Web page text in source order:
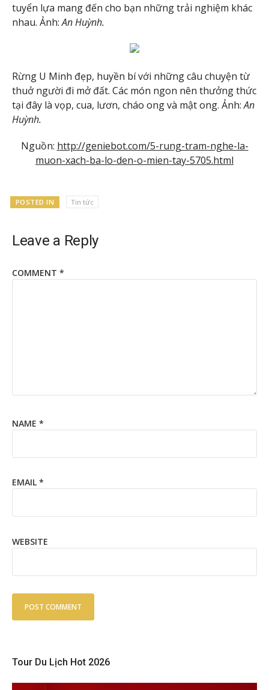
tuyển lựa mang đến cho bạn những trải nghiệm khác
nhau. Ảnh:An Huỳnh.
Rừng U Minh đẹp, huyền bí với những câu chuyện từ
thuở người đi mở đất. Các món ngon nên thưởng thức
tại đây là vọp, cua, lươn, cháo ong và mật ong. Ảnh:An
Huỳnh.
Nguồn: http://geniebot.com/5-rung-tram-nghe-la-
muon-xach-ba-lo-den-o-mien-tay-5705.html
POSTED IN Tin tức
Leave a Reply
COMMENT *
NAME *
EMAIL *
WEBSITE
Tour Du Lịch Hot 2026